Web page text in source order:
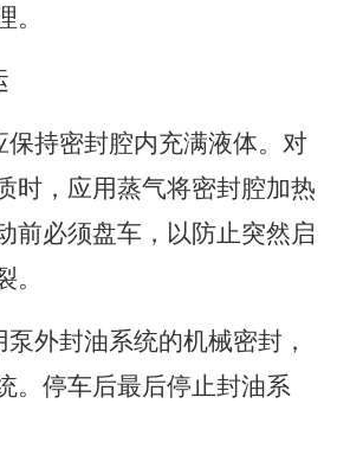
。
保持密封腔内充满液体。对
时，应用蒸气将密封腔加热
前必须盘车，以防止突然启
。
泵外封油系统的机械密封，
。停车后最后停止封油系